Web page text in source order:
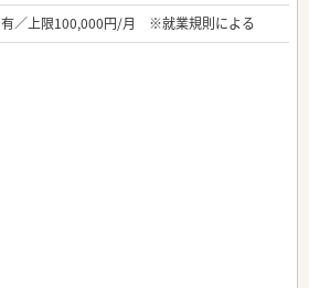
有／上限100,000円/月 ※就業規則による